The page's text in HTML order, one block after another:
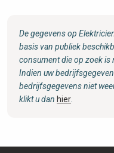
De gegevens op
basis van publiek
consument die op zoek is
Indien uw
bedrijfsgegevens niet
klikt u dan hier